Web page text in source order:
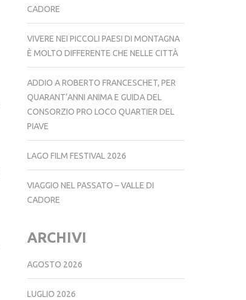
CADORE
VIVERE NEI PICCOLI PAESI DI MONTAGNA
È MOLTO DIFFERENTE CHE NELLE CITTÀ
ADDIO A ROBERTO FRANCESCHET, PER
QUARANT’ANNI ANIMA E GUIDA DEL
CONSORZIO PRO LOCO QUARTIER DEL
PIAVE
LAGO FILM FESTIVAL 2026
VIAGGIO NEL PASSATO – VALLE DI
CADORE
ARCHIVI
AGOSTO 2026
LUGLIO 2026